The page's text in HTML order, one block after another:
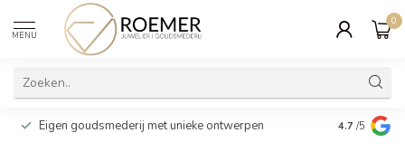
MENU
0
Eigen goudsmederij met unieke ontwerpen Wij
cadeau
4.7 /5